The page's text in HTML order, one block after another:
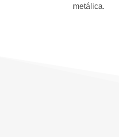
metálica.